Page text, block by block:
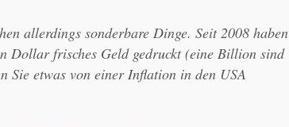
allerdings sonderbare Dinge. Seit 2008 haben
Dollar frisches Geld gedruckt (eine Billion sind
Sie etwas von einer Inflation in den USA